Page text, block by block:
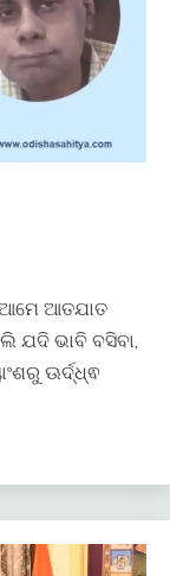
ଆମେ ଆତଯାତ
ଯଦି ଭାବି ବସିବା,
ଊର୍ଦ୍ଧ୍ଵ